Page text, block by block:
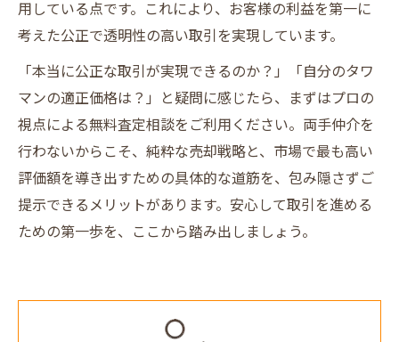
用している点です。これにより、お客様の利益を第一に
考えた公正で透明性の高い取引を実現しています。
「本当に公正な取引が実現できるのか？」「自分のタワ
マンの適正価格は？」と疑問に感じたら、まずはプロの
視点による無料査定相談をご利用ください。両手仲介を
行わないからこそ、純粋な売却戦略と、市場で最も高い
評価額を導き出すための具体的な道筋を、包み隠さずご
提示できるメリットがあります。安心して取引を進める
ための第一歩を、ここから踏み出しましょう。